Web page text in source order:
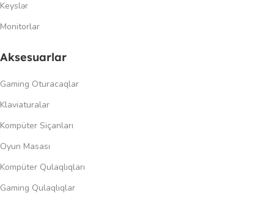
Keyslər
Monitorlar
Aksesuarlar
Gaming Oturacaqlar
Klaviaturalar
Kompüter Siçanları
Oyun Masası
Kompüter Qulaqlıqları
Gaming Qulaqlıqlar